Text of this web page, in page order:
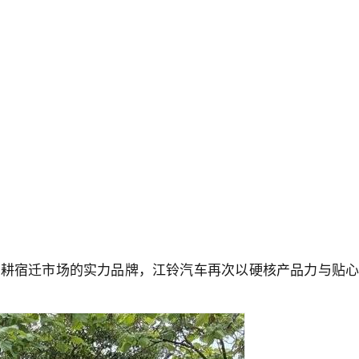
迁市场的实力品牌，江铃汽车再次以硬核产品力与贴心